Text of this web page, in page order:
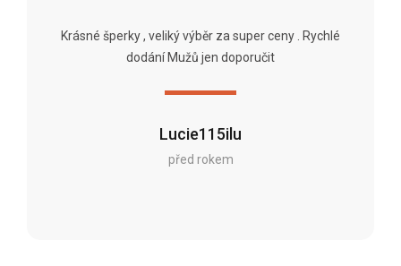
Lucie115ilu
před rokem
Krásné šperky , veliký výběr za super ceny . Rychlé
dodání Mužů jen doporučit